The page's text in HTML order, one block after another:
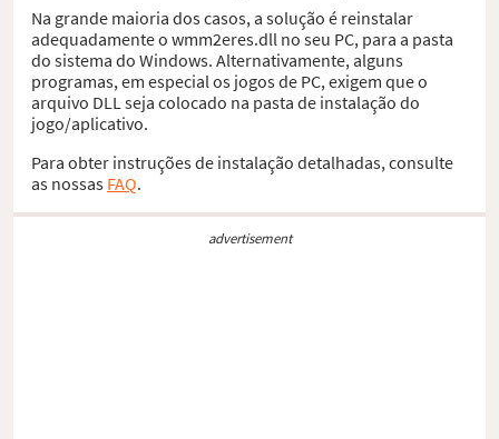
Na grande maioria dos casos, a solução é reinstalar
adequadamente o wmm2eres.dll no seu PC, para a pasta
do sistema do Windows. Alternativamente, alguns
programas, em especial os jogos de PC, exigem que o
arquivo DLL seja colocado na pasta de instalação do
jogo/aplicativo.
Para obter instruções de instalação detalhadas, consulte
as nossas FAQ.
advertisement